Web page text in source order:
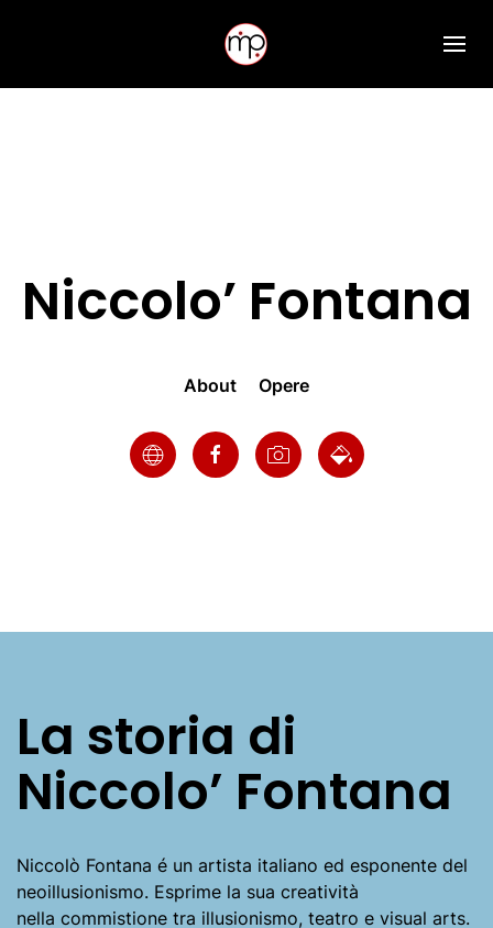
Niccolo’ Fontana
About Opere
La storia di
Niccolo’ Fontana
Niccolò Fontana é un artista italiano ed esponente del
neoillusionismo. Esprime la sua creatività
nella commistione tra illusionismo, teatro e visual arts.